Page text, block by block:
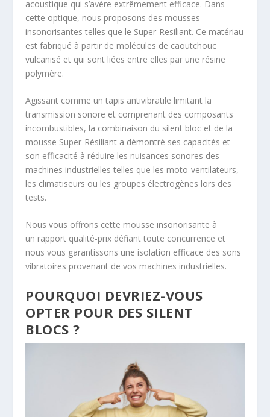
acoustique qui s’avère extrêmement efficace. Dans
cette optique, nous proposons des mousses
insonorisantes telles que le Super-Resiliant. Ce matériau
est fabriqué à partir de molécules de caoutchouc
vulcanisé et qui sont liées entre elles par une résine
polymère.
Agissant comme un tapis antivibratile limitant la
transmission sonore et comprenant des composants
incombustibles, la combinaison du silent bloc et de la
mousse Super-Résiliant a démontré ses capacités et
son efficacité à réduire les nuisances sonores des
machines industrielles telles que les moto-ventilateurs,
les climatiseurs ou les groupes électrogènes lors des
tests.
Nous vous offrons cette mousse insonorisante à
un rapport qualité-prix défiant toute concurrence et
nous vous garantissons une isolation efficace des sons
vibratoires provenant de vos machines industrielles.
POURQUOI DEVRIEZ-VOUS
OPTER POUR DES SILENT
BLOCS ?